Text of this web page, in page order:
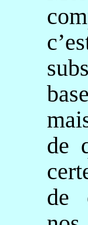
de
de